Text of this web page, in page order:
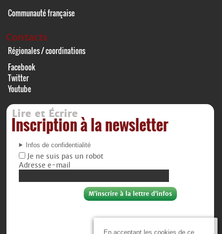
En acceptant les cookies de ce
Communauté française
Contacts
Régionales / coordinations
Facebook
Twitter
Youtube
Lire et Écrire
Inscription à la newsletter
Infos de confidentialité
Je ne suis pas un robot
Adresse e-mail